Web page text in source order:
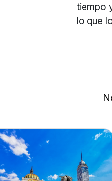
tiempo
lo que